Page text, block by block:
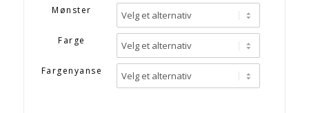
Mønster
Farge
Fargenyanse